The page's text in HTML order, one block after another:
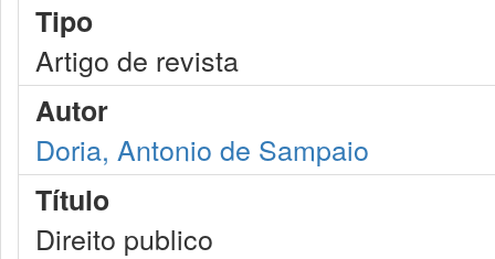
Tipo
Artigo de revista
Autor
Doria, Antonio de Sampaio
Título
Direito publico